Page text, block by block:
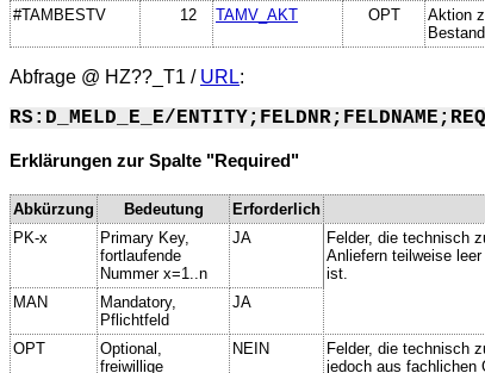
#TAMBESTV
12 TAMV_AKT OPT
Aktion
Abfrage @ HZ??_T1 / URL:
RS:D_MELD_E_E/
Erklärungen zur Spalte "Required"
Abkürzung Bedeutung Erforderlich
PK-x
Primary Key,
fortlaufende
Nummer x=1..n
JA
Felder, die technisch
Anliefern teilweise
ist.
MAN
Mandatory,
Pflichtfeld
JA
OPT
Optional,
freiwillige
NEIN
Felder, die technisch
jedoch aus fachlichen